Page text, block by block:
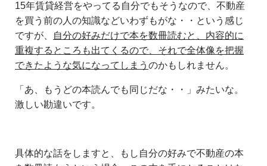
15年賃貸経営をやってる自分でもそうなので、不動産
を買う前の人の知識などいわずもがな・・という感じ
ですが、
自分の好みだけで本を数冊読むと、内容的に
重複するところも出てくるので、それで全体像を把握
できたような気になってしまう のかもしれません。
「あ、もうどの本読んでも同じだな・・」みたいな。
激しい勘違いです。
具体的な話をしますと、もし自分の好みで不動産の本